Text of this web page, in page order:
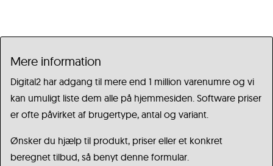
Mere information
Digital2 har adgang til mere end 1 million varenumre og vi
kan umuligt liste dem alle på hjemmesiden. Software priser
er ofte påvirket af brugertype, antal og variant.
Ønsker du hjælp til produkt, priser eller et konkret
beregnet tilbud, så benyt denne formular.